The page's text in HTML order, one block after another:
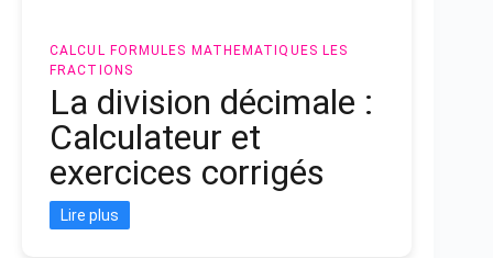
CALCUL FORMULES MATHEMATIQUES LES
FRACTIONS
La division décimale :
Calculateur et
exercices corrigés
Lire plus